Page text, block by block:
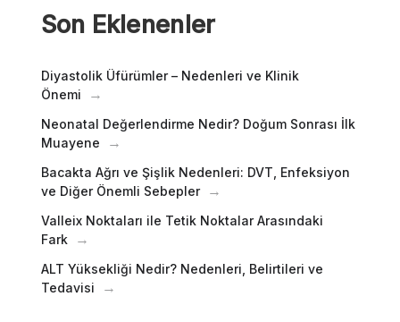
Son Eklenenler
Diyastolik Üfürümler – Nedenleri ve Klinik
Önemi
Neonatal Değerlendirme Nedir? Doğum Sonrası İlk
Muayene
Bacakta Ağrı ve Şişlik Nedenleri: DVT, Enfeksiyon
ve Diğer Önemli Sebepler
Valleix Noktaları ile Tetik Noktalar Arasındaki
Fark
ALT Yüksekliği Nedir? Nedenleri, Belirtileri ve
Tedavisi